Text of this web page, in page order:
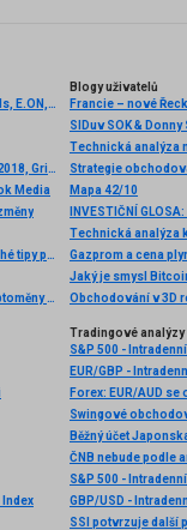
Firemní výsledky pro tento týden: Cisco, Applied Materials, E.ON, Alibaba, Tencent, JD.com,..
Makro: Itálie by mohla snížit veřejný dluh o 20% do roku 2018, Grilli
Media
Obchodní plán pro pár GBP/USD na 12. února. Jednoduché tipy pro začátečníky
Rozbřesk: Americké volby jsou stále nerozhodnuty, kryptoměny opět kolabují a Rusové opouštějí Cherson
Blogy uživatelů
Francie – nové
SIDuv SOK & Donny
Technická analýza
Strategie
Mapa 42/10
Technická analýza
Gazprom a cena
Jaký je smysl
Obchodování v 3D
Index
Tradingové analýzy
S&P 500 -
EUR/GBP -
Forex: EUR/AUD
Swingové
Běžný účet
ČNB nebude podle
S&P 500 -
GBP/USD -
SSI potvrzuje další